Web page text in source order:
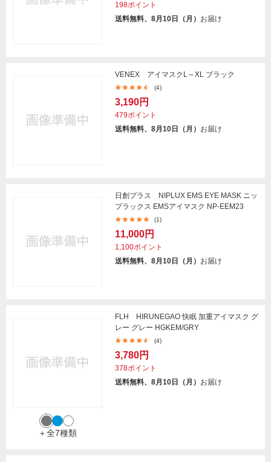
198ポイント
送料無料、8月10日（月） お届け
VENEX アイマスクL～XL ブラック
(4)
3,190円
479ポイント
送料無料、8月10日（月） お届け
日創プラス NIPLUX EMS EYE MASK ニッ
プラックス EMSアイマスク NP-EEM23
(1)
11,000円
1,100ポイント
送料無料、8月10日（月） お届け
＋全7種類
FLH HIRUNEGAO 快眠 加重アイマスク グ
レー グレー HGKEM/GRY
(4)
3,780円
378ポイント
送料無料、8月10日（月） お届け